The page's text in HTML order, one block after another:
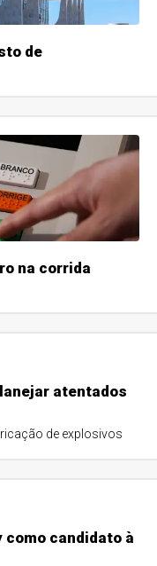
de
na corrida
atentados
de explosivos
candidato à